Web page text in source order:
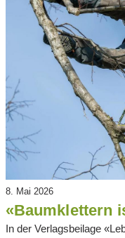
8. Mai 2026
«Baumklettern
In der Verlagsbeilage